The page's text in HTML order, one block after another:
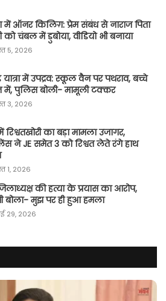
में ऑनर किलिग़: प्रेम संबंध से नाराज पिता
को चंबल में डुबोया, वीडियो भी बनाया
5, 2026
में उपद्रव: स्कूल वैन पर पथराव, बच्चे
में, पुलिस बोली- मामूली टक्कर
3, 2026
रिश्वतखोरी का बड़ा मामला उजागर,
ने JE समेत 3 को रिश्वत लेते रंगे हाथ
1, 2026
की हत्या के प्रयास का आरोप,
बोला- मुझ पर ही हुआ हमला
29, 2026